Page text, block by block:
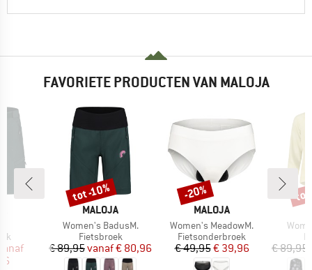
FAVORIETE PRODUCTEN VAN MALOJA
prijs
MERK
MALOJA
Artikel
Women's BadusM.
Productgroep
Fietsbroek
Prijs
€ 89,95 Verlaagde prijs
vanaf€ 80,96
Korting
tot -10%
MERK
MALOJA
Artikel
Women's MeadowM.
Productgroep
Fietsonderbroek
Prijs
€ 49,95Verlaagde prijs
€ 39,96
Korting
-20%
Artikel
€ 89,95
tot